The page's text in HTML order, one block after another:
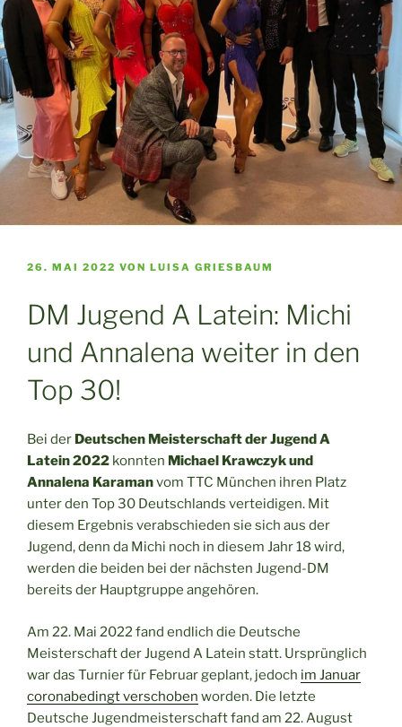
VERÖFFENTLICHT
26. MAI 2022 VON LUISA GRIESBAUM
DM Jugend A Latein: Michi
und Annalena weiter in den
Top 30!
Bei der Deutschen Meisterschaft der Jugend A
Latein 2022 konnten Michael Krawczyk und
Annalena Karamanvom TTC München ihren Platz
unter den Top 30 Deutschlands verteidigen. Mit
diesem Ergebnis verabschieden sie sich aus der
Jugend, denn da Michi noch in diesem Jahr 18 wird,
werden die beiden bei der nächsten Jugend-DM
bereits der Hauptgruppe angehören.
Am 22. Mai 2022 fand endlich die Deutsche
Meisterschaft der Jugend A Latein statt. Ursprünglich
war das Turnier für Februar geplant, jedoch im Januar
coronabedingt verschoben worden. Die letzte
Deutsche Jugendmeisterschaft fand am 22. August